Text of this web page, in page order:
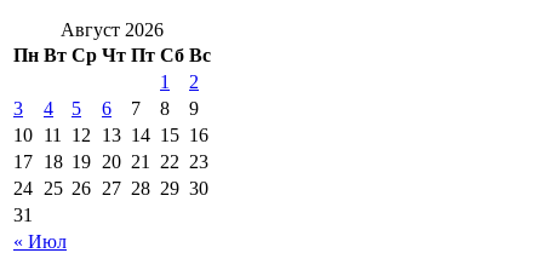
Август 2026
Пн Вт Ср Чт Пт Сб Вс
« Июл
1
2
3
4 5 6 7 8
9
10 11 12 13 14 15 16
17 18 19 20 21 22 23
24 25 26 27 28 29 30
31